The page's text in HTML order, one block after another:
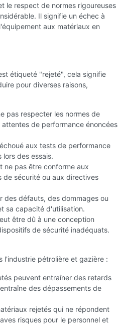
le respect de normes rigoureuses
Il signifie un échec à
aux matériaux en
étiqueté "rejeté", cela signifie
pour diverses raisons,
pas respecter les normes de
de performance énoncées
aux tests de performance
des essais.
ne pas être conforme aux
de sécurité ou aux directives
des défauts, des dommages ou
sa capacité d'utilisation.
être dû à une conception
de sécurité inadéquats.
l'industrie pétrolière et gazière :
peuvent entraîner des retards
des dépassements de
rejetés qui ne répondent
risques pour le personnel et